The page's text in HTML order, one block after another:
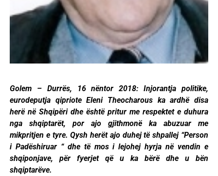
Golem – Durrës, 16 nëntor 2018: Injorantja politike,
eurodeputja qipriote Eleni Theocharous ka ardhë disa
herë në Shqipëri dhe është pritur me respektet e duhura
nga shqiptarët, por ajo gjithmonë ka abuzuar me
mikpritjen e tyre. Qysh herët ajo duhej të shpallej “Person
i Padëshiruar “ dhe të mos i lejohej hyrja në vendin e
shqiponjave, për fyerjet që u ka bërë dhe u bën
shqiptarëve.